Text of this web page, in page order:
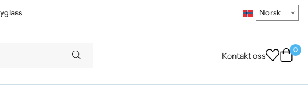
Kontakt oss
0